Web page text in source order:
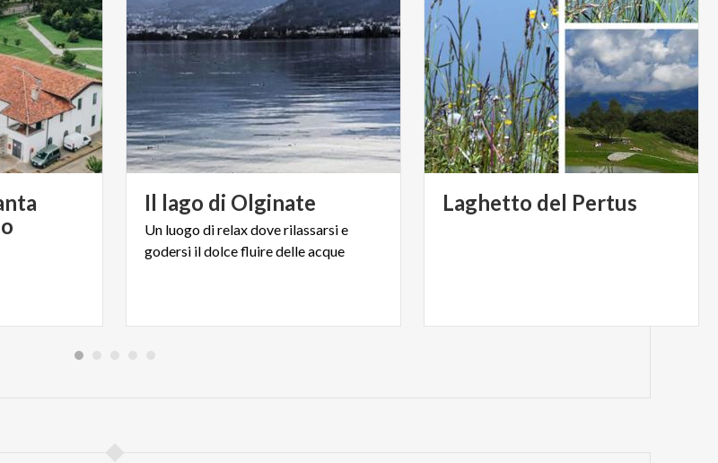
Il lago di Olginate
Un luogodirelaxdoverilassarsie
godersi ildolcefluiredelleacque
Laghetto del Pertus